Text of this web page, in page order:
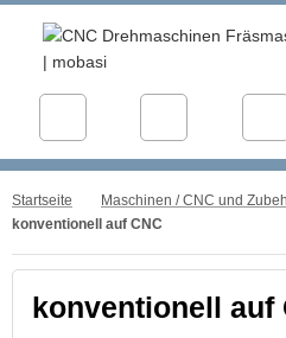
Startseite Maschinen / CNC und
konventionell auf CNC
konventionell auf